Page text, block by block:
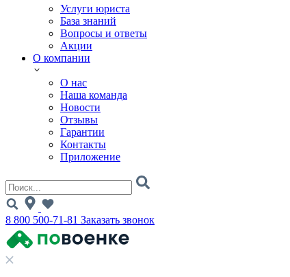
Услуги юриста
База знаний
Вопросы и ответы
Акции
О компании
О нас
Наша команда
Новости
Отзывы
Гарантии
Контакты
Приложение
8 800 500-71-81 Заказать звонок